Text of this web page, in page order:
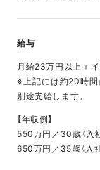
給与
月給23万円以上＋
※上記には約20時間
別途支給します。
【年収例】
550万円／30歳（入
650万円／35歳（入